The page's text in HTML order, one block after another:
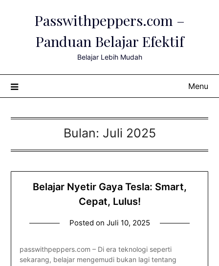
Passwithpeppers.com –
Panduan Belajar Efektif
Belajar Lebih Mudah
Menu
Bulan: Juli 2025
Belajar Nyetir Gaya Tesla: Smart,
Cepat, Lulus!
Posted on Juli 10, 2025
passwithpeppers.com – Di era teknologi seperti
sekarang, belajar mengemudi bukan lagi tentang